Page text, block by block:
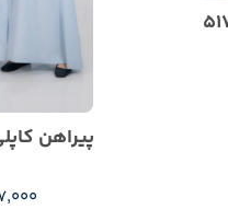
پیراهن